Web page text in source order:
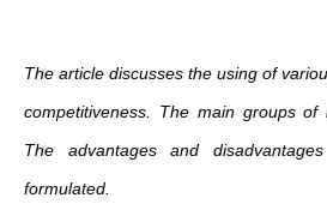
The article discusses the using of
competitiveness. The main groups of
The advantages and
formulated.